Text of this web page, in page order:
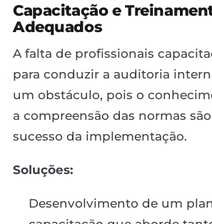
Capacitação e
Adequados
A falta de profissionais
para conduzir a auditoria
um obstáculo, pois o
a compreensão das normas
sucesso da implementação.
Soluções:
Desenvolvimento de um